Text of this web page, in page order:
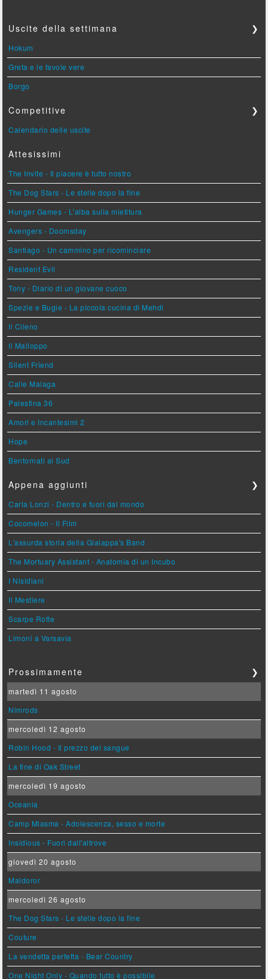
Uscite della settimana ❯
Hokum
Greta e le favole vere
Borgo
Competitive ❯
Calendario delle uscite
Attesissimi
The Invite - Il piacere è tutto nostro
The Dog Stars - Le stelle dopo la fine
Hunger Games - L'alba sulla mietitura
Avengers - Doomsday
Santiago - Un cammino per ricominciare
Resident Evil
Tony - Diario di un giovane cuoco
Spezie e Bugie - La piccola cucina di Mehdi
Il Cileno
Il Malloppo
Silent Friend
Calle Malaga
Palestina 36
Amori e Incantesimi 2
Hope
Bentornati al Sud
Appena aggiunti ❯
Carla Lonzi - Dentro e fuori dal mondo
Cocomelon - Il Film
L'assurda storia della Gialappa's Band
The Mortuary Assistant - Anatomia di un Incubo
I Nisidiani
Il Mestiere
Scarpe Rotte
Limoni a Varsavia
Prossimamente ❯
martedì 11 agosto
Nimrods
mercoledì 12 agosto
Robin Hood - Il prezzo del sangue
La fine di Oak Street
mercoledì 19 agosto
Oceania
Camp Miasma - Adolescenza, sesso e morte
Insidious - Fuori dall'altrove
giovedì 20 agosto
Maldoror
mercoledì 26 agosto
The Dog Stars - Le stelle dopo la fine
Couture
La vendetta perfetta - Bear Country
One Night Only - Quando tutto è possibile